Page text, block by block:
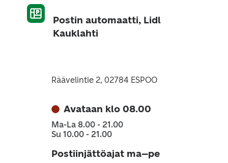
Postin automaatti, Lidl
Kauklahti
Räävelintie 2, 02784 ESPOO
Avataan klo 08.00
Ma-La 8.00 - 21.00
Su 10.00 - 21.00
Postiinjättöajat ma–pe